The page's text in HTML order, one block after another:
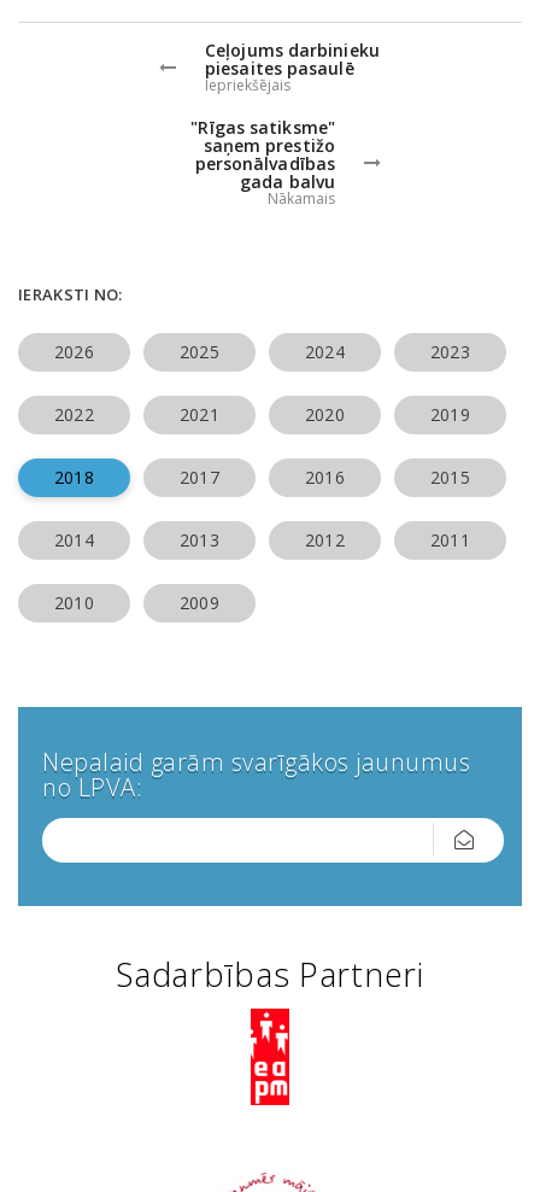
Ceļojums darbinieku
piesaites pasaulē
Iepriekšējais
"Rīgas satiksme"
saņem prestižo
personālvadības
gada balvu
Nākamais
IERAKSTI NO:
2026 2025 2024 2023
2022 2021 2020 2019
2018 2017 2016 2015
2014 2013 2012 2011
2010 2009
Nepalaid garām svarīgākos jaunumus
no LPVA:
Sadarbības Partneri